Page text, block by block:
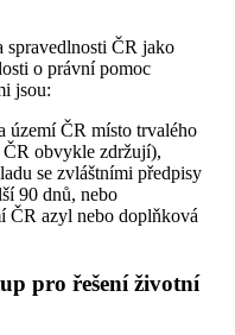
ČR jako
o právní pomoc
jsou:
území ČR místo trvalého
ČR obvykle zdržují),
se zvláštními předpisy
90 dnů, nebo
ČR azyl nebo doplňková
pro řešení životní